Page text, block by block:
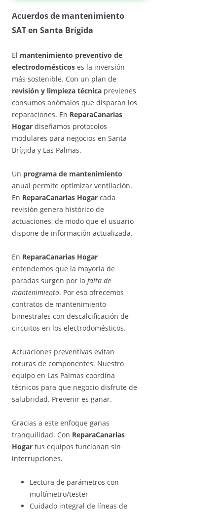
Acuerdos de mantenimiento
SATen Santa Brígida
El mantenimiento preventivo de
electrodomésticos es la inversión
más sostenible. Con un plan de
revisión y limpieza técnica previenes
consumos anómalos que disparan los
reparaciones. En ReparaCanarias
Hogar diseñamos protocolos
modulares para negocios en Santa
Brígida y Las Palmas.
Un programa de mantenimiento
anual permite optimizar ventilación.
En ReparaCanarias Hogar cada
revisión genera histórico de
actuaciones, de modo que el usuario
dispone de información actualizada.
En ReparaCanarias Hogar
entendemos que la mayoría de
paradas surgen por la falta de
mantenimiento. Por eso ofrecemos
contratos de mantenimiento
bimestrales con descalcificación de
circuitos en los electrodomésticos.
Actuaciones preventivas evitan
roturas de componentes. Nuestro
equipo en Las Palmas coordina
técnicos para que negocio disfrute de
salubridad. Prevenir es ganar.
Gracias a este enfoque ganas
tranquilidad. Con ReparaCanarias
Hogar tus equipos funcionan sin
interrupciones.
Lectura de parámetros con
multímetro/tester
Cuidado integral de líneas de